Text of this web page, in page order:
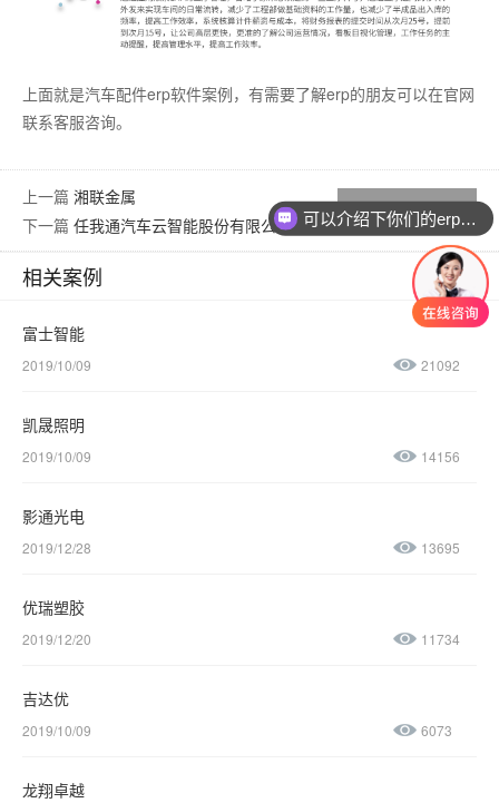
上面就是汽车配件erp软件案例，有需要了解erp的朋友可以在官网
联系客服咨询。
返回列表
上一篇 湘联金属
下一篇 任我通汽车云智能股份有限公司
相关案例
富士智能
2019/10/09 21092
凯晟照明
2019/10/09 14156
影通光电
2019/12/28 13695
优瑞塑胶
2019/12/20 11734
吉达优
2019/10/09 6073
龙翔卓越
可以介绍下你们的erp软件吗？